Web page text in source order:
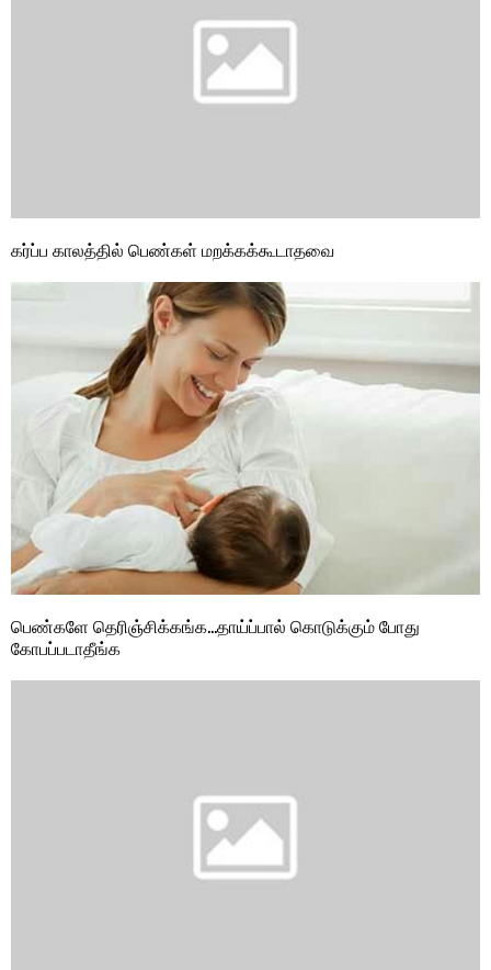
கர்ப்ப காலத்தில் பெண்கள் மறக்கக்கூடாதவை
பெண்களே தெரிஞ்சிக்கங்க…தாய்ப்பால் கொடுக்கும் போது
கோபப்படாதீங்க